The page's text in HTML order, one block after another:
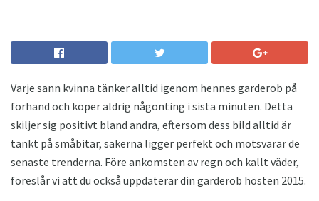
Varje sann kvinna tänker alltid igenom hennes garderob på
förhand och köper aldrig någonting i sista minuten. Detta
skiljer sig positivt bland andra, eftersom dess bild alltid är
tänkt på småbitar, sakerna ligger perfekt och motsvarar de
senaste trenderna. Före ankomsten av regn och kallt väder,
föreslår vi att du också uppdaterar din garderob hösten 2015.